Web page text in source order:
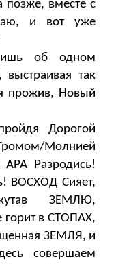
позже, вместе с
и вот уже
об одном
так
прожив, Новый
Дорогой
Молнией
Разродись!
ВОСХОД Сияет,
ЗЕМЛЮ,
горит в СТОПАХ,
ЗЕМЛЯ, и
совершаем